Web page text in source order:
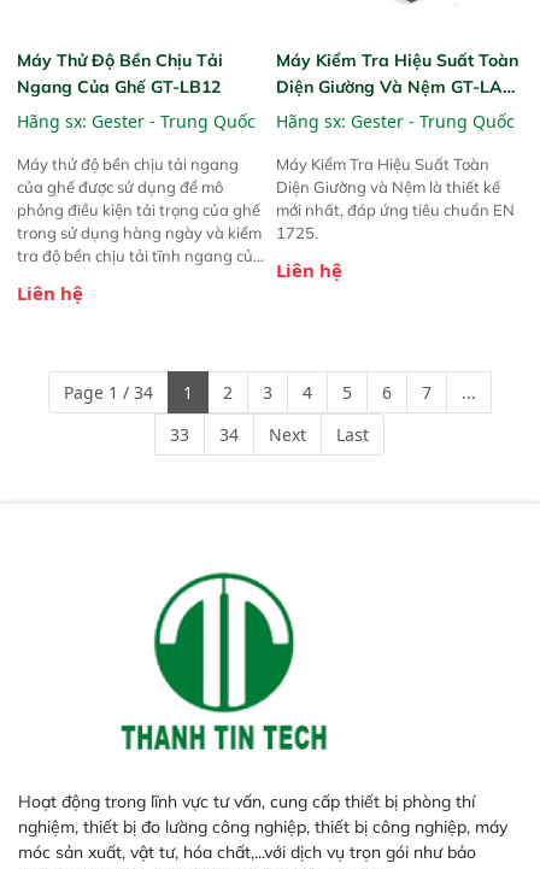
Máy Thử Độ Bền Chịu Tải
Ngang Của Ghế GT-LB12
Hãng sx: Gester - Trung Quốc
Máy thử độ bền chịu tải ngang
của ghế được sử dụng để mô
phỏng điều kiện tải trọng của ghế
trong sử dụng hàng ngày và kiểm
tra độ bền chịu tải tĩnh ngang của
Liên hệ
Máy Kiểm Tra Hiệu Suất Toàn
Diện Giường Và Nệm GT-LA09
Bed And Mattress
Comprehensive Performance
Tester GT-LA09
Hãng sx: Gester - Trung Quốc
Máy Kiểm Tra Hiệu Suất Toàn
Diện Giường và Nệm là thiết kế
mới nhất, đáp ứng tiêu chuẩn EN
1725.
Liên hệ
Page 1 / 34 1 2 3 4 5 6 7
...
33
34 Next Last
Hoạt động trong lĩnh vực tư vấn, cung cấp thiết bị phòng thí
nghiệm, thiết bị đo lường công nghiệp, thiết bị công nghiệp, máy
móc sản xuất, vật tư, hóa chất,...với dịch vụ trọn gói như bảo